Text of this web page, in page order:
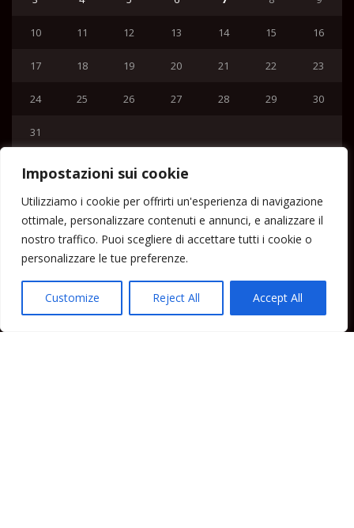
Impostazioni sui cookie
Utilizziamo i cookie per offrirti un'esperienza di navigazione
ottimale, personalizzare contenuti e annunci, e analizzare il
nostro traffico. Puoi scegliere di accettare tutti i cookie o
personalizzare le tue preferenze.
Customize Reject All Accept All
10 11 12 13 14 15 16
17 18 19 20 21 22 23
24 25 26 27 28 29 30
31
Home
Lipari News
Cronaca Lipari
Politica Lipari
Cultura Lipari